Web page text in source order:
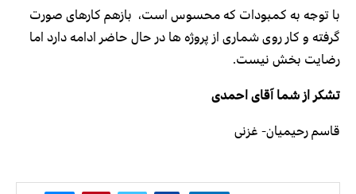
با توجه به کمبودات که محسوس است، بازهم کارهای صورت
گرفته و کار روی شماری از پروژه ها در حال حاضر ادامه دارد اما
رضایت بخش نیست.
تشکر از شما آقای احمدی
قاسم رحیمیان- غزنی